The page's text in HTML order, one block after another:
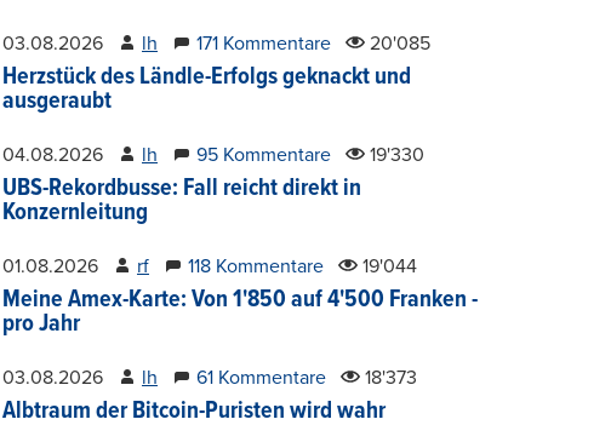
03.08.2026 lh 171 Kommentare 20'085
Herzstück des Ländle-Erfolgs geknackt und
ausgeraubt
04.08.2026 lh 95 Kommentare 19'330
UBS-Rekordbusse: Fall reicht direkt in
Konzernleitung
01.08.2026 rf 118 Kommentare 19'044
Meine Amex-Karte: Von 1'850 auf 4'500 Franken -
pro Jahr
03.08.2026 lh 61 Kommentare 18'373
Albtraum der Bitcoin-Puristen wird wahr